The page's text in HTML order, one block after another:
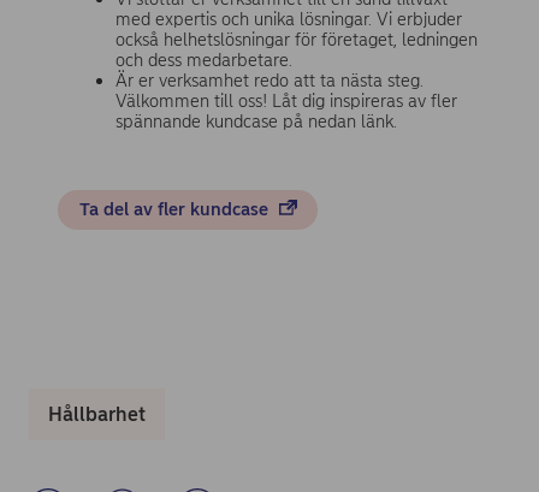
med expertis och unika lösningar. Vi erbjuder
också helhetslösningar för företaget, ledningen
och dess medarbetare.
Är er verksamhet redo att ta nästa steg.
Välkommen till oss! Låt dig inspireras av fler
spännande kundcase på nedan länk.
Ta del av fler kundcase
Hållbarhet